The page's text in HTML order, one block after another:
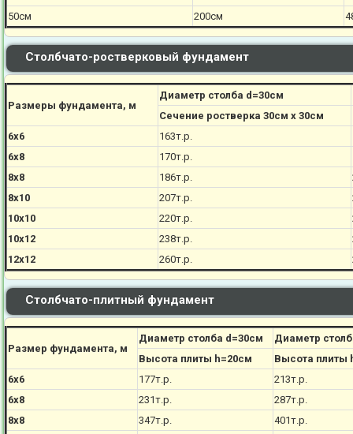
50см
200см
Столбчато-ростверковый фундамент
Размеры фундамента, м
Диаметр столба d=30см
Сечение ростверка 30см х 30см
6х6
163т.р.
6х8
170т.р.
8х8
186т.р.
8х10
207т.р.
10х10
220т.р.
10х12
238т.р.
12х12
260т.р.
Столбчато-плитный фундамент
Размер фундамента, м
Диаметр столба d=30см
Диаметр
Высота плиты h=20см
Высота плиты
6х6
177т.р. 213т.р.
6х8
231т.р. 287т.р.
8х8
347т.р. 401т.р.